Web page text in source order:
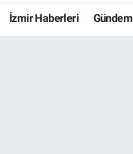
İzmir Haberleri Gündem
Resmi İlanlar